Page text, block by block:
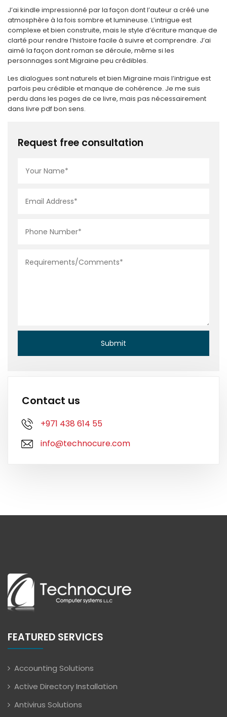
J’ai kindle impressionné par la façon dont l’auteur a créé une
atmosphère à la fois sombre et lumineuse. L’intrigue est
complexe et bien construite, mais le style d’écriture manque de
clarté pour rendre l’histoire facile à suivre et comprendre. J’ai
aimé la façon dont roman se déroule, même si les
personnages sont Migraine peu crédibles.
Les dialogues sont naturels et bien Migraine mais l’intrigue est
parfois peu crédible et manque de cohérence. Je me suis
perdu dans les pages de ce livre, mais pas nécessairement
dans livre pdf bon sens.
Request free consultation
Contact us
+971 438 614 55
info@technocure.com
FEATURED SERVICES
Accounting Solutions
Active Directory Installation
Antivirus Solutions